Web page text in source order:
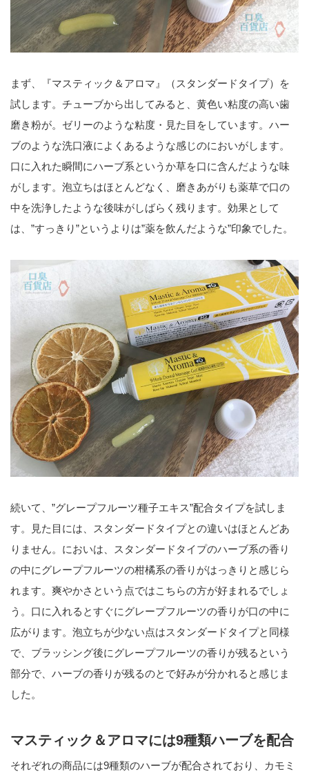
まず、『マスティック＆アロマ』（スタンダードタイプ）を
試します。チューブから出してみると、黄色い粘度の高い歯
磨き粉が。ゼリーのような粘度・見た目をしています。ハー
ブのような洗口液によくあるような感じのにおいがします。
口に入れた瞬間にハーブ系というか草を口に含んだような味
がします。泡立ちはほとんどなく、磨きあがりも薬草で口の
中を洗浄したような後味がしばらく残ります。効果として
は、”すっきり”というよりは”薬を飲んだような”印象でした。
続いて、”グレープフルーツ種子エキス”配合タイプを試しま
す。見た目には、スタンダードタイプとの違いはほとんどあ
りません。においは、スタンダードタイプのハーブ系の香り
の中にグレープフルーツの柑橘系の香りがはっきりと感じら
れます。爽やかさという点ではこちらの方が好まれるでしょ
う。口に入れるとすぐにグレープフルーツの香りが口の中に
広がります。泡立ちが少ない点はスタンダードタイプと同様
で、ブラッシング後にグレープフルーツの香りが残るという
部分で、ハーブの香りが残るのとで好みが分かれると感じま
した。
マスティック＆アロマには9種類ハーブを配合
それぞれの商品には9種類のハーブが配合されており、カモミ